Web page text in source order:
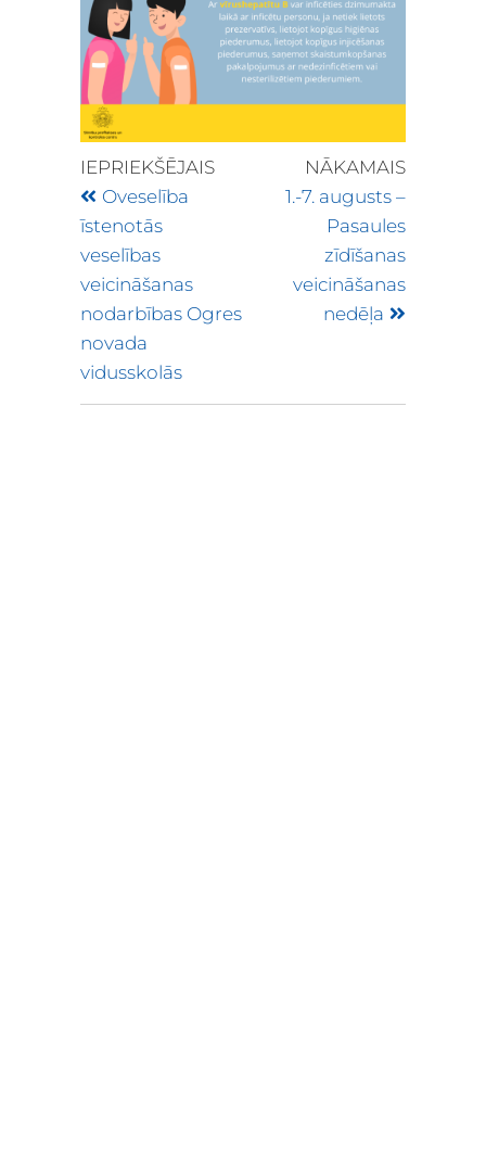
IEPRIEKŠĒJAIS
Oveselība
īstenotās
veselības
veicināšanas
nodarbības Ogres
novada
vidusskolās
NĀKAMAIS
1.-7. augusts –
Pasaules
zīdīšanas
veicināšanas
nedēļa